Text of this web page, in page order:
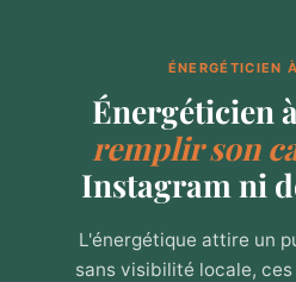
ÉNERGÉTICIEN
Énergéticien
remplir son
Instagram ni
L'énergétique attire un
sans visibilité locale,